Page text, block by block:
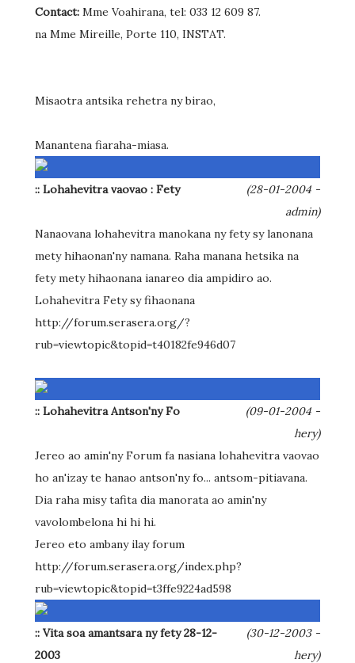
Contact: Mme Voahirana, tel: 033 12 609 87.
na Mme Mireille, Porte 110, INSTAT.
Misaotra antsika rehetra ny birao,
Manantena fiaraha-miasa.
:: Lohahevitra vaovao : Fety
(28-01-2004 -
admin)
Nanaovana lohahevitra manokana ny fety sy lanonana
mety hihaonan'ny namana. Raha manana hetsika na
fety mety hihaonana ianareo dia ampidiro ao.
Lohahevitra Fety sy fihaonana
http://forum.serasera.org/?
rub=viewtopic&topid=t40182fe946d07
:: Lohahevitra Antson'ny Fo
(09-01-2004 -
hery)
Jereo ao amin'ny Forum fa nasiana lohahevitra vaovao
ho an'izay te hanao antson'ny fo... antsom-pitiavana.
Dia raha misy tafita dia manorata ao amin'ny
vavolombelona hi hi hi.
Jereo eto ambany ilay forum
http://forum.serasera.org/index.php?
rub=viewtopic&topid=t3ffe9224ad598
:: Vita soa amantsara ny fety 28-12-
2003
(30-12-2003 -
hery)